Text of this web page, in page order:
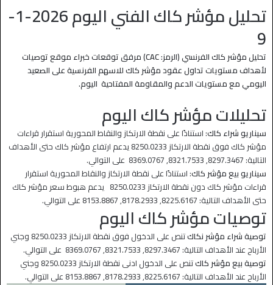
تحليل مؤشر كاك الفني اليوم 2026-1-
9
تحليل مؤشر كاك الفرنسي (الرمز: CAC) مرفق توقعات خبراء موقع توصيات
لأهداف مستويات تداول عقود مؤشر كاك للاسهم الفرنسية على الصعيد
اليومي مع مستويات الدعم والمقاومة المفتاحية اليوم.
تحليلات مؤشر كاك اليوم
سيناريو شراء كاك: استنادًا على نقطة الارتكاز والنقاط المحورية استقرار قراءات
مؤشر كاك فوق نقطة الارتكاز 8250.0233 يدعم ارتفاع مؤشر كاك حتى الأهداف
التالية: 8297.3467, 8321.7533, 8369.0767 على التوالي.
سيناريو بيع مؤشر كاك: استنادًا على نقطة الارتكاز والنقاط المحورية استقرار
قراءات مؤشر كاك دون نقطة الارتكاز 8250.0233 يدعم هبوط سعر مؤشر كاك
حتى الأهداف التالية: 8225.6167, 8178.2933, 8153.8867 على التوالي.
توصيات مؤشر كاك اليوم
توصية شراء مؤشر نكاك
تنص على الدخول فوق نقطة الارتكاز 8250.0233 وجني
الأرباح عند الأهداف التالية: 8297.3467, 8321.7533, 8369.0767 على التوالي.
توصية بيع مؤشر كاك
تنص على الدخول ادنى نقطة الارتكاز 8250.0233 وجني
الأرباح عند الأهداف التالية: 8225.6167, 8178.2933, 8153.8867 على التوالي.